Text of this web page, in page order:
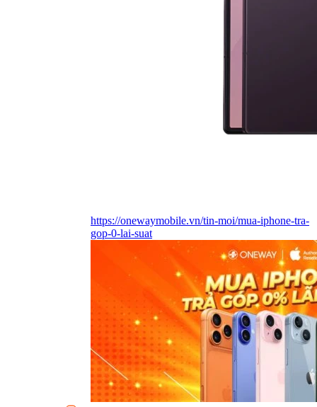
https://onewaymobile.vn/tin-moi/mua-iphone-tra-
gop-0-lai-suat